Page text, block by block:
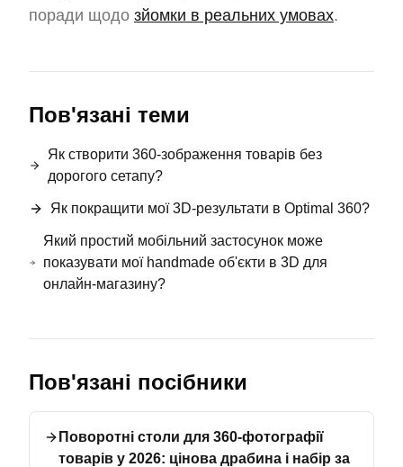
поради щодо зйомки в реальних умовах.
Пов'язані теми
Як створити 360-зображення товарів без
дорогого сетапу?
Як покращити мої 3D-результати в Optimal 360?
Який простий мобільний застосунок може
показувати мої handmade об'єкти в 3D для
онлайн-магазину?
Пов'язані посібники
Поворотні столи для 360-фотографії
товарів у 2026: цінова драбина і набір за